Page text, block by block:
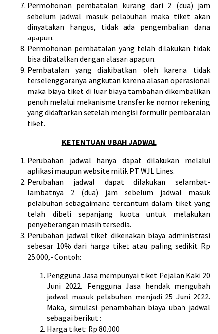
Permohonan pembatalan kurang dari 2 (dua) jam
sebelum jadwal masuk pelabuhan maka tiket akan
dinyatakan hangus, tidak ada pengembalian dana
apapun.
Permohonan pembatalan yang telah dilakukan tidak
bisa dibatalkan dengan alasan apapun.
Pembatalan yang diakibatkan oleh karena tidak
terselenggaranya angkutan karena alasan operasional
maka biaya tiket di luar biaya tambahan dikembalikan
penuh melalui mekanisme transfer ke nomor rekening
yang didaftarkan setelah mengisi formulir pembatalan
tiket.
KETENTUAN UBAH JADWAL
Perubahan jadwal hanya dapat dilakukan melalui
aplikasi maupun website milik PT WJL Lines.
Perubahan jadwal dapat dilakukan selambat-
lambatnya 2 (dua) jam sebelum jadwal masuk
pelabuhan sebagaimana tercantum dalam tiket yang
telah dibeli sepanjang kuota untuk melakukan
penyeberangan masih tersedia.
Perubahan jadwal tiket dikenakan biaya administrasi
sebesar 10% dari harga tiket atau paling sedikit Rp
25.000,- Contoh:
Pengguna Jasa mempunyai tiket Pejalan Kaki 20
Juni 2022. Pengguna Jasa hendak mengubah
jadwal masuk pelabuhan menjadi 25 Juni 2022.
Maka, simulasi penambahan biaya ubah jadwal
sebagai berikut :
Harga tiket: Rp 80.000